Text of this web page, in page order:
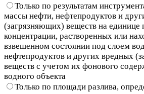
Только по результатам
массы нефти, нефтепродуктов и
(загрязняющих) веществ на единице
концентрации, растворенных или
взвешенном состоянии под слоем
нефтепродуктов и других вредных
веществ с учетом их фонового
водного объекта
Только по площади разлива,